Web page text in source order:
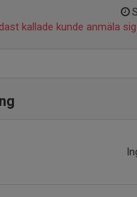
kallade kunde anmäla